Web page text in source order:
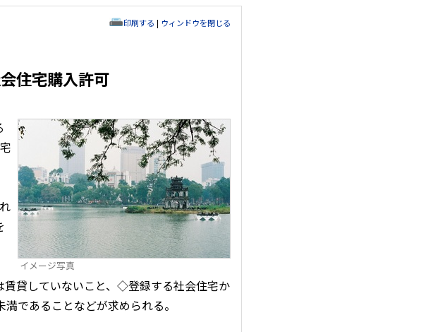
印刷する | ウィンドウを閉じる
住宅購入許可
イメージ写真
貸していないこと、◇登録する社会住宅か
であることなどが求められる。